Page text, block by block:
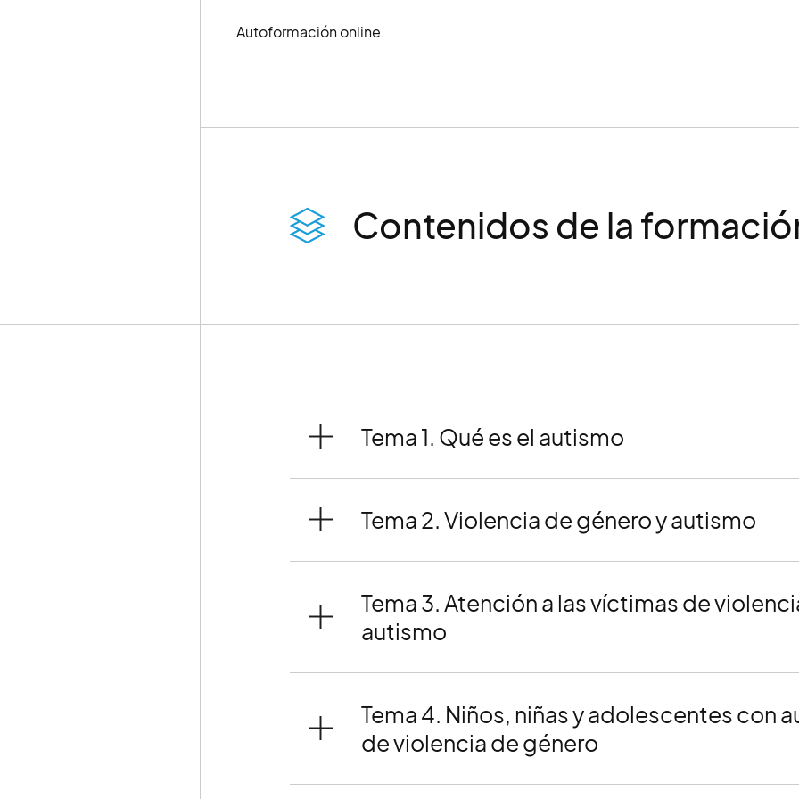
Autoformación online.
Contenidos de la
Tema 1. Qué es el autismo
Tema 2. Violencia de género y autismo
Tema 3. Atención a las víctimas de
autismo
Tema 4. Niños, niñas y adolescentes con
de violencia de género